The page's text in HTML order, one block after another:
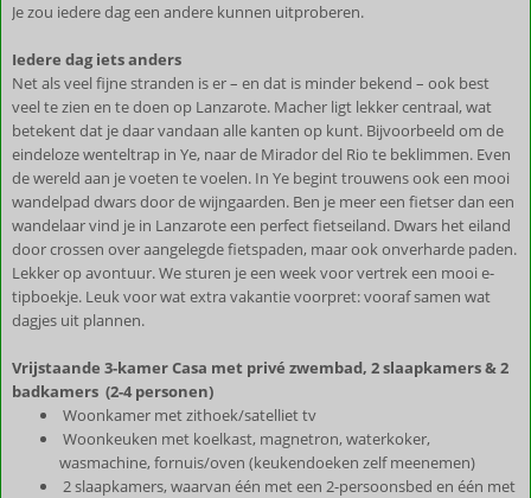
Je zou iedere dag een andere kunnen uitproberen.
Iedere dag iets anders
Net als veel fijne stranden is er – en dat is minder bekend – ook best
veel te zien en te doen op Lanzarote. Macher ligt lekker centraal, wat
betekent dat je daar vandaan alle kanten op kunt. Bijvoorbeeld om de
eindeloze wenteltrap in Ye, naar de Mirador del Rio te beklimmen. Even
de wereld aan je voeten te voelen. In Ye begint trouwens ook een mooi
wandelpad dwars door de wijngaarden. Ben je meer een fietser dan een
wandelaar vind je in Lanzarote een perfect fietseiland. Dwars het eiland
door crossen over aangelegde fietspaden, maar ook onverharde paden.
Lekker op avontuur. We sturen je een week voor vertrek een mooi e-
tipboekje. Leuk voor wat extra vakantie voorpret: vooraf samen wat
dagjes uit plannen.
Vrijstaande 3-kamer Casa met privé zwembad, 2 slaapkamers & 2
badkamers (2-4 personen)
Woonkamer met zithoek/satelliet tv
Woonkeuken met koelkast, magnetron, waterkoker,
wasmachine, fornuis/oven (keukendoeken zelf meenemen)
2 slaapkamers, waarvan één met een 2-persoonsbed en één met